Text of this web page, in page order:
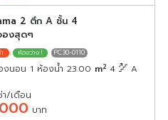
2 ตึก A ชั้น 4
องสุดๆ
PC30-0110
งนอน 1 ห้องน้ำ 23.00 m2 4 A
า/เดือน
บาท